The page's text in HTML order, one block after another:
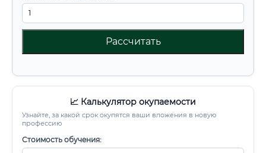
Рассчитать
📈 Калькулятор окупаемости
Узнайте, за какой срок окупятся ваши вложения в новую
профессию
Стоимость обучения: